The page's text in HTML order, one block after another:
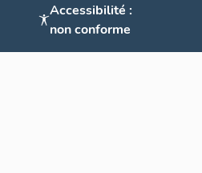
Accessibilité :
non conforme